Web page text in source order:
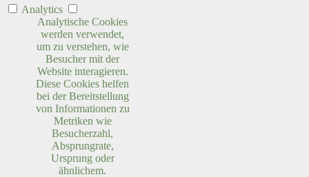
Analytics
Analytische Cookies
werden verwendet,
um zu verstehen, wie
Besucher mit der
Website interagieren.
Diese Cookies helfen
bei der Bereitstellung
von Informationen zu
Metriken wie
Besucherzahl,
Absprungrate,
Ursprung oder
ähnlichem.